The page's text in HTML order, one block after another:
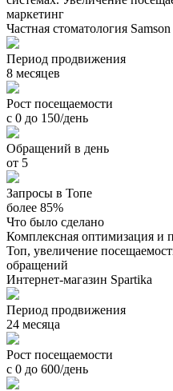
маркетинг
Частная стоматология
Период продвижения
8 месяцев
Рост посещаемости
с 0 до 150/день
Обращений в день
от 5
Запросы в Топе
более 85%
Что было сделано
Комплексная оптимизация и
Топ, увеличение
обращений
Интернет-магазин Spartika
Период продвижения
24 месяца
Рост посещаемости
с 0 до 600/день